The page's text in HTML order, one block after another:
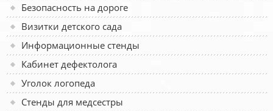
Безопасность на дороге
Визитки детского сада
Информационные стенды
Кабинет дефектолога
Уголок логопеда
Стенды для медсестры